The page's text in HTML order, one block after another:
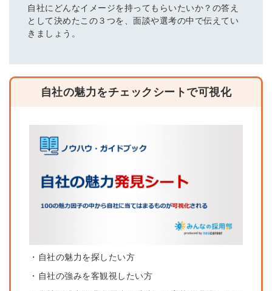
自社にどんなイメージを持ってもらいたいか？の答え
として決めたこの３つを、面談や選考の中で伝えてい
きましょう。
自社の魅力をチェックシートで可視化
・自社の魅力を探したい方
・自社の強みを客観視したい方